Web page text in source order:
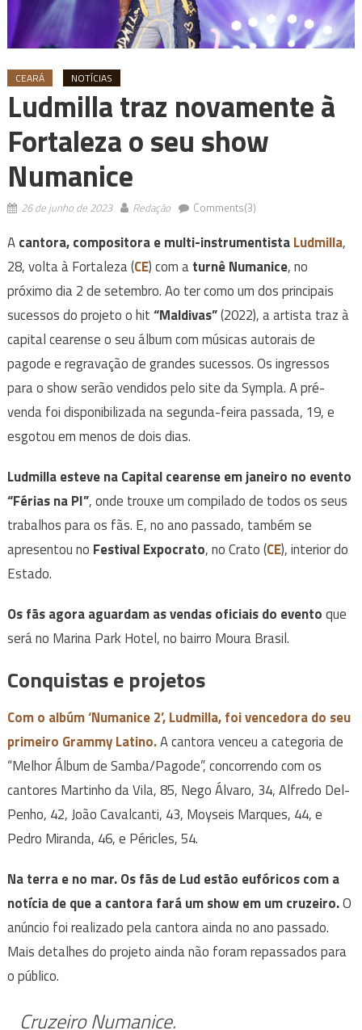
CEARÁ NOTÍCIAS
Ludmilla traz novamente à
Fortaleza o seu show
Numanice
26 de junho de 2023 Redação Comments(3)
Acantora, compositora e multi-instrumentistaLudmilla,
28, volta à Fortaleza (CE) com aturnê Numanice, no
próximo dia 2 de setembro. Ao ter como um dos principais
sucessos do projeto o hit“Maldivas”(2022), a artista traz à
capital cearense o seu álbum com músicas autorais de
pagode e regravação de grandes sucessos. Os ingressos
para o show serão vendidos pelo site da Sympla. A pré-
venda foi disponibilizada na segunda-feira passada, 19, e
esgotou em menos de dois dias.
Ludmilla esteve na Capital cearense em janeiro no evento
“Férias na PI”, onde trouxe um compilado de todos os seus
trabalhos para os fãs. E, no ano passado, também se
apresentou no Festival Expocrato, no Crato (CE), interior do
Estado.
Os fãs agora aguardam as vendas oficiais do eventoque
será no Marina Park Hotel, no bairro Moura Brasil.
Conquistas e projetos
Com o albúm ‘Numanice 2’, Ludmilla, foi vencedora do seu
primeiro Grammy Latino.A cantora venceu a categoria de
“Melhor Álbum de Samba/Pagode”, concorrendo com os
cantores Martinho da Vila, 85, Nego Álvaro, 34, Alfredo Del-
Penho, 42, João Cavalcanti, 43, Moyseis Marques, 44, e
Pedro Miranda, 46, e Péricles, 54.
Na terra e no mar. Os fãs de Lud estão eufóricos com a
notícia de que a cantora fará um show em um cruzeiro.O
anúncio foi realizado pela cantora ainda no ano passado.
Mais detalhes do projeto ainda não foram repassados para
o público.
Cruzeiro Numanice.